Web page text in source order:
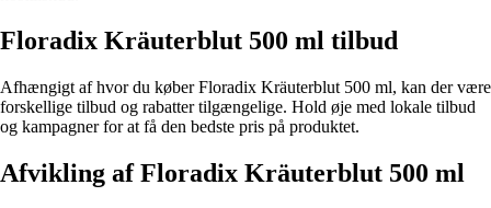
Floradix Kräuterblut 500 ml tilbud
Afhængigt af hvor du køber Floradix Kräuterblut 500 ml, kan der være
forskellige tilbud og rabatter tilgængelige. Hold øje med lokale tilbud
og kampagner for at få den bedste pris på produktet.
Afvikling af Floradix Kräuterblut 500 ml